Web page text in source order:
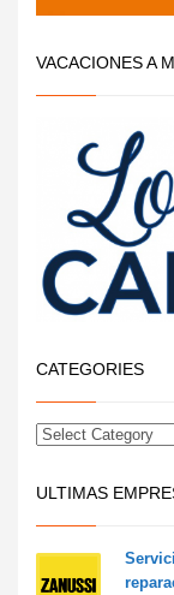
VACACIONES A
CATEGORIES
ULTIMAS